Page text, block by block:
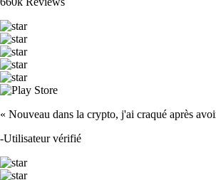
« Nouveau dans la crypto, j'ai craqué après
-Utilisateur vérifié